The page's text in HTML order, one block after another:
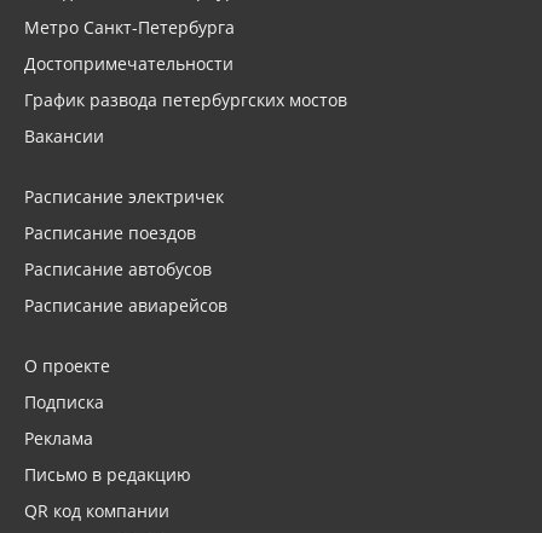
Метро Санкт-Петербурга
Достопримечательности
График развода петербургских мостов
Вакансии
Расписание электричек
Расписание поездов
Расписание автобусов
Расписание авиарейсов
О проекте
Подписка
Реклама
Письмо в редакцию
QR код компании